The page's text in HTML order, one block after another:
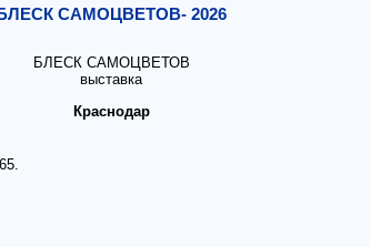
САМОЦВЕТОВ- 2026
БЛЕСК САМОЦВЕТОВ
выставка
Краснодар